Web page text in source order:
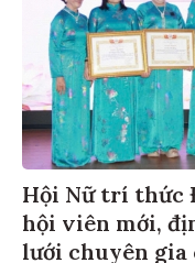
Hội Nữ trí thức
hội viên mới,
lưới chuyên gia